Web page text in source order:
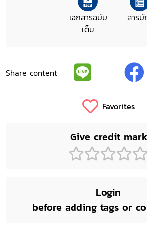
เอกสารฉบับ
เต็ม
สาร
Share content
Favorites
Give credit mark
Login
before adding tags or